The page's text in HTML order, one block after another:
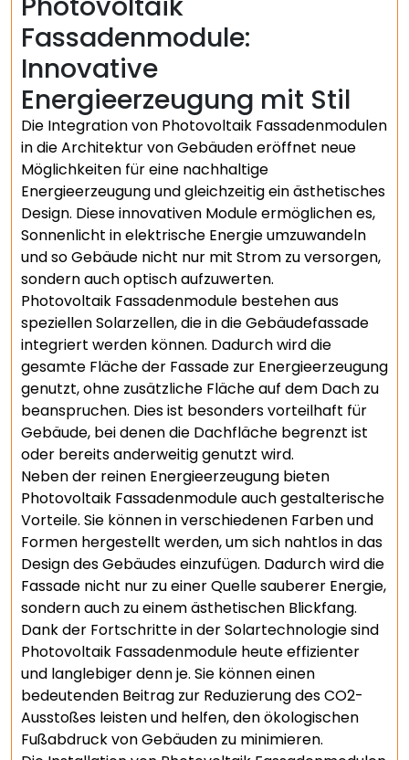
Fassadenmodule:
Innovative
Energieerzeugung mit Stil
Die Integration von Photovoltaik Fassadenmodulen
in die Architektur von Gebäuden eröffnet neue
Möglichkeiten für eine nachhaltige
Energieerzeugung und gleichzeitig ein ästhetisches
Design. Diese innovativen Module ermöglichen es,
Sonnenlicht in elektrische Energie umzuwandeln
und so Gebäude nicht nur mit Strom zu versorgen,
sondern auch optisch aufzuwerten.
Photovoltaik Fassadenmodule bestehen aus
speziellen Solarzellen, die in die Gebäudefassade
integriert werden können. Dadurch wird die
gesamte Fläche der Fassade zur Energieerzeugung
genutzt, ohne zusätzliche Fläche auf dem Dach zu
beanspruchen. Dies ist besonders vorteilhaft für
Gebäude, bei denen die Dachfläche begrenzt ist
oder bereits anderweitig genutzt wird.
Neben der reinen Energieerzeugung bieten
Photovoltaik Fassadenmodule auch gestalterische
Vorteile. Sie können in verschiedenen Farben und
Formen hergestellt werden, um sich nahtlos in das
Design des Gebäudes einzufügen. Dadurch wird die
Fassade nicht nur zu einer Quelle sauberer Energie,
sondern auch zu einem ästhetischen Blickfang.
Dank der Fortschritte in der Solartechnologie sind
Photovoltaik Fassadenmodule heute effizienter
und langlebiger denn je. Sie können einen
bedeutenden Beitrag zur Reduzierung des CO2-
Ausstoßes leisten und helfen, den ökologischen
Fußabdruck von Gebäuden zu minimieren.